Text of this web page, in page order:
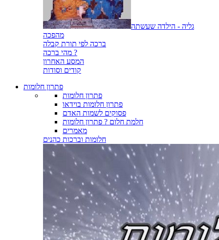
גליה - הילדה שעשתה
מהפכה
ברכה לפי תורת קבלה
מהי ברכה ?
המסע האחרון
קודים וסודות
פתרון חלומות
פתרון חלומות
פתרון חלומות בוידאו
פסוקים לשמות האדם
חלמת חלום ? פתרון חלומות
מאמרים
חלומות וברכות כהנים